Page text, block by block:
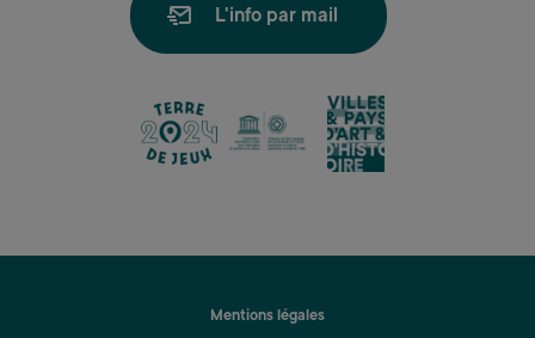
L'info par mail
lien lien lien
Mentions légales